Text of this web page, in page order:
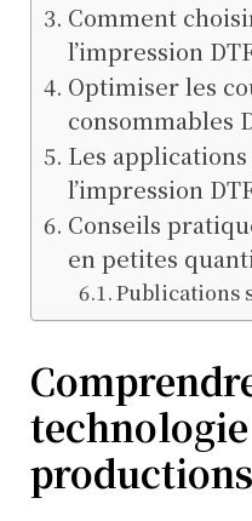
Comment
l’impression
Optimiser les
consommables
Les
l’impression
Conseils
en petites
Publications
productions